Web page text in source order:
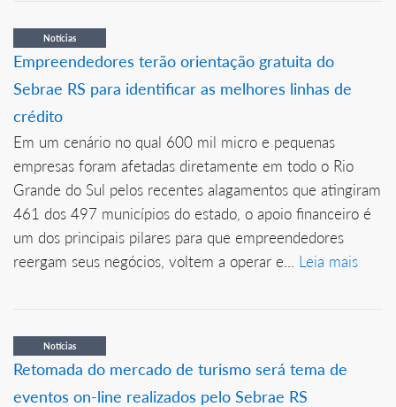
Notícias
Empreendedores terão orientação gratuita do
Sebrae RS para identificar as melhores linhas de
crédito
Em um cenário no qual 600 mil micro e pequenas
empresas foram afetadas diretamente em todo o Rio
Grande do Sul pelos recentes alagamentos que atingiram
461 dos 497 municípios do estado, o apoio financeiro é
um dos principais pilares para que empreendedores
reergam seus negócios, voltem a operar e... Leia mais
Notícias
Retomada do mercado de turismo será tema de
eventos on-line realizados pelo Sebrae RS